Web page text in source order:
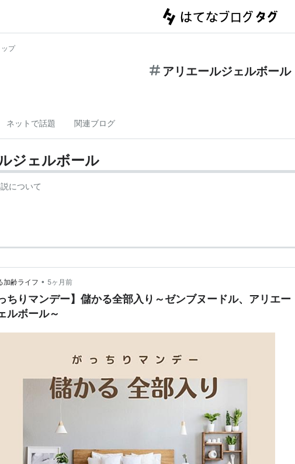
プ
アリエールジェルボール
ネットで話題 関連ブログ
ジェルボール
について
加齢ライフ • 5ヶ月前
ちりマンデー】儲かる全部入り～ゼンブヌードル、アリエー
ルボール～